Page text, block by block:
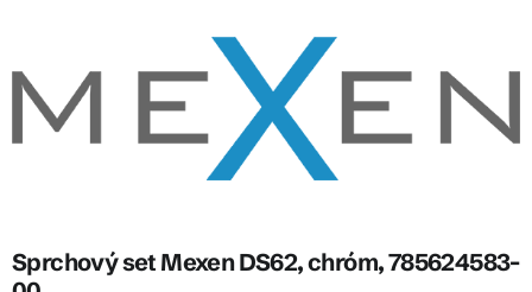
Sprchový set Mexen DS62, chróm, 785624583-